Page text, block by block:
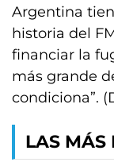
Argentina
historia del
financiar la
más grande
condiciona”.
LAS MÁS